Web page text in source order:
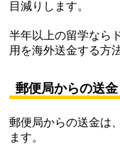
目減りします。
半年以上の留学なら
用を海外送金する方
郵便局からの送金
郵便局からの送金は
ます。